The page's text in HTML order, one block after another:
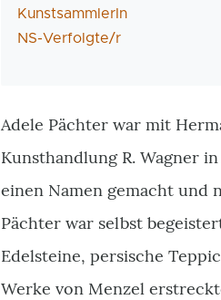
KunstsammlerIn
NS-Verfolgte/r
Adele Pächter war mit
Kunsthandlung R. Wagner
einen Namen gemacht und
Pächter war selbst
Edelsteine, persische
Werke von Menzel